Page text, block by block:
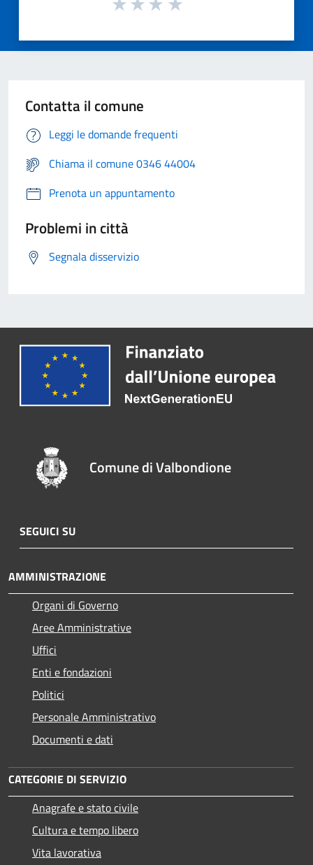
Contatta il comune
Leggi le domande frequenti
Chiama il comune 0346 44004
Prenota un appuntamento
Problemi in città
Segnala disservizio
Comune di Valbondione
SEGUICI SU
AMMINISTRAZIONE
Organi di Governo
Aree Amministrative
Uffici
Enti e fondazioni
Politici
Personale Amministrativo
Documenti e dati
CATEGORIE DI SERVIZIO
Anagrafe e stato civile
Cultura e tempo libero
Vita lavorativa